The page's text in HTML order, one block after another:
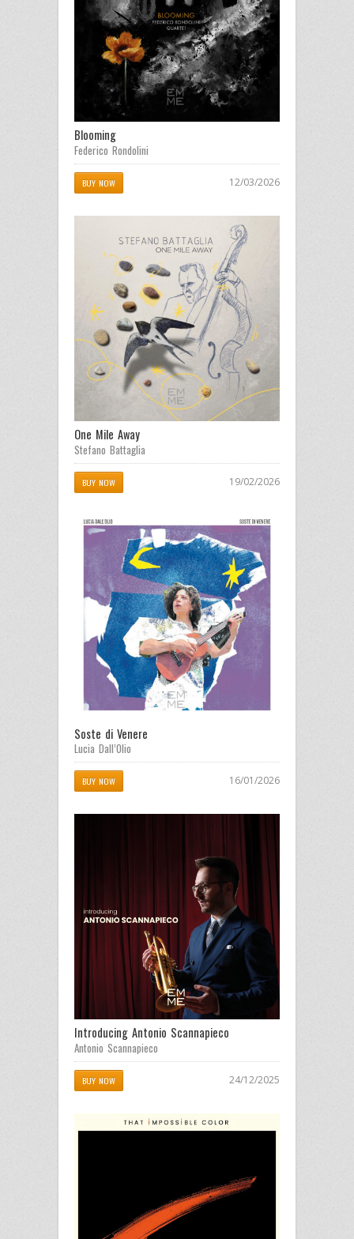
Blooming
Federico Rondolini
BUY NOW 12/03/2026
One Mile Away
Stefano Battaglia
BUY NOW 19/02/2026
Soste di Venere
Lucia Dall’Olio
BUY NOW 16/01/2026
Introducing Antonio Scannapieco
Antonio Scannapieco
BUY NOW 24/12/2025